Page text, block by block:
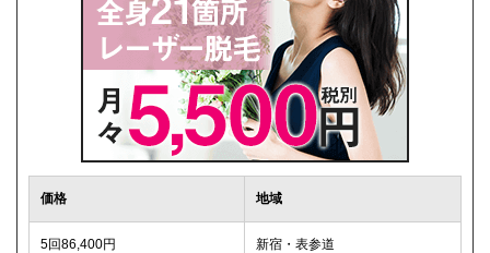
価格 地域
5回86,400円 新宿・表参道